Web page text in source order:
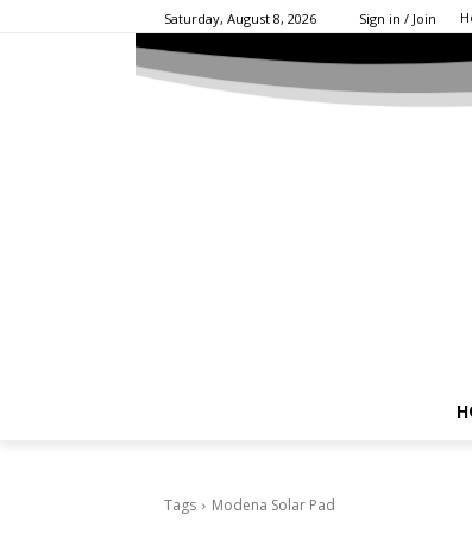
Saturday, August 8, 2026 Sign in / Join
Tags Modena Solar Pad